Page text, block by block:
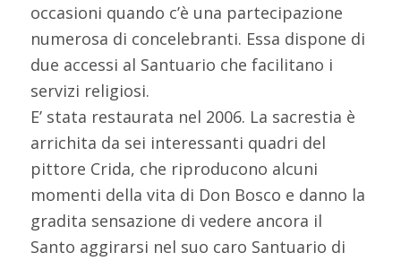
occasioni quando c’è una partecipazione
numerosa di concelebranti. Essa dispone di
due accessi al Santuario che facilitano i
servizi religiosi.
E’ stata restaurata nel 2006. La sacrestia è
arrichita da sei interessanti quadri del
pittore Crida, che riproducono alcuni
momenti della vita di Don Bosco e danno la
gradita sensazione di vedere ancora il
Santo aggirarsi nel suo caro Santuario di